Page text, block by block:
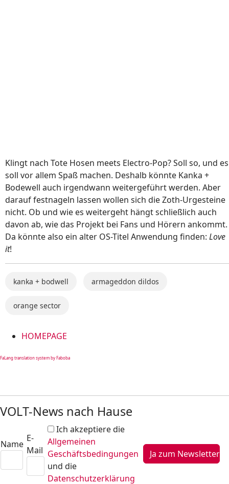
Klingt nach Tote Hosen meets Electro-Pop? Soll so, und es
soll vor allem Spaß machen. Deshalb könnte Kanka +
Bodewell auch irgendwann weitergeführt werden. Aber
darauf festnageln lassen wollen sich die Zoth-Urgesteine
nicht. Ob und wie es weitergeht hängt schließlich auch
davon ab, wie das Projekt bei Fans und Hörern ankommt.
Da könnte also ein alter OS-Titel Anwendung finden: Love
it!
kanka + bodwell armageddon dildos
orange sector
HOMEPAGE
FaLang translation system by Faboba
VOLT-News nach Hause
Name
E-
Mail
Ich akzeptiere die
Allgemeinen
Geschäftsbedingungen
und die
Datenschutzerklärung